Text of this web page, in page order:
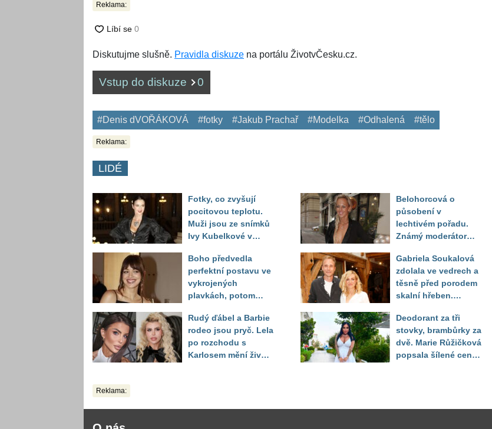
Reklama:
Diskutujme slušně. Pravidla diskuze na portálu ŽivotvČesku.cz.
Vstup do diskuze 0
#Denis dVOŘÁKOVÁ #fotky #Jakub Prachař #Modelka #Odhalená #tělo
Reklama:
LIDÉ
Fotky, co zvyšují
pocitovou teplotu.
Muži jsou ze snímků
Ivy Kubelkové v
Boho předvedla
perfektní postavu ve
vykrojených
plavkách, potom
těla
Rudý ďábel a Barbie
rodeo jsou pryč. Lela
po rozchodu s
Karlosem mění život i
Belohorcová o
působení v
lechtivém pořadu.
Známý moderátor
sledoval pod dekou
Gabriela Soukalová
zdolala ve vedrech a
těsně před porodem
skalní hřeben.
snést "těhuli"
Deodorant za tři
stovky, brambůrky za
dvě. Marie Růžičková
popsala šílené ceny
Reklama: